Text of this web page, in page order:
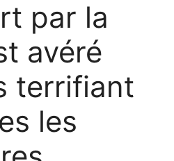
par la
avéré
terrifiant
les